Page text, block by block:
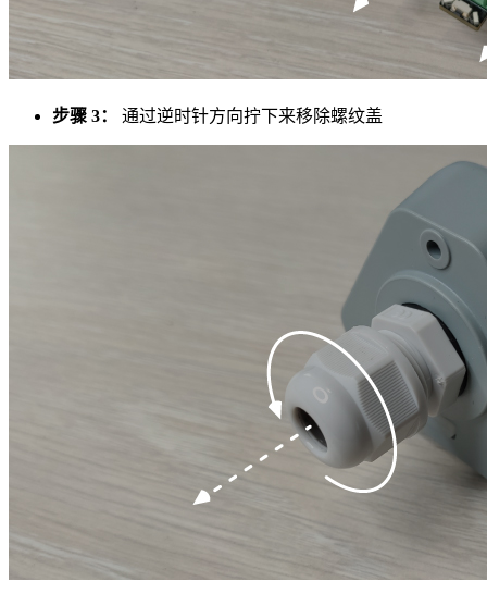
步骤 3： 通过逆时针方向拧下来移除螺纹盖